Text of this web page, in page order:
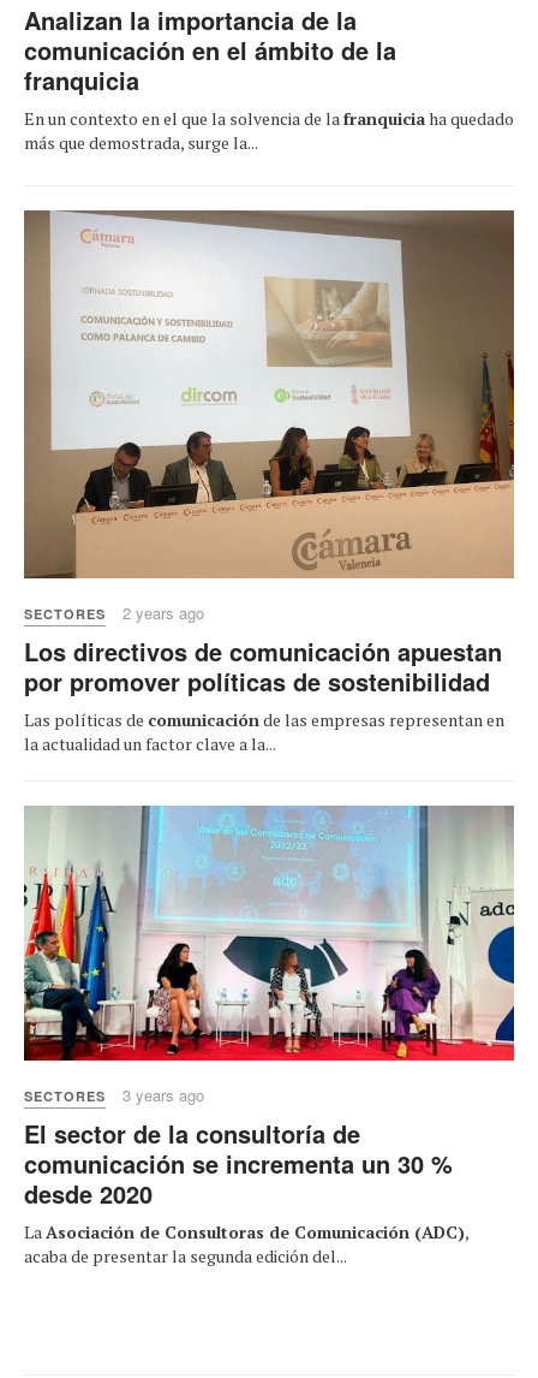
Analizan la importancia de la
comunicación en el ámbito de la
franquicia
En un contexto en el que la solvencia de lafranquiciaha quedado
más que demostrada, surge la...
SECTORES 2 years ago
Los directivos de comunicación apuestan
por promover políticas de sostenibilidad
Las políticas de comunicación de las empresas representan en
la actualidad un factor clave a la...
SECTORES 3 years ago
El sector de la consultoría de
comunicación se incrementa un 30 %
desde 2020
LaAsociación de Consultoras de Comunicación (ADC),
acaba de presentar la segunda edición del...